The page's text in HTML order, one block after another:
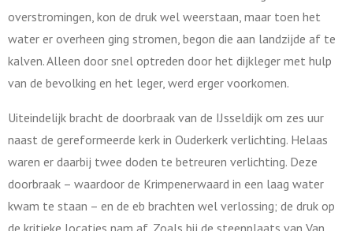
overstromingen, kon de druk wel weerstaan, maar toen het
water er overheen ging stromen, begon die aan landzijde af te
kalven. Alleen door snel optreden door het dijkleger met hulp
van de bevolking en het leger, werd erger voorkomen.
Uiteindelijk bracht de doorbraak van de IJsseldijk om zes uur
naast de gereformeerde kerk in Ouderkerk verlichting. Helaas
waren er daarbij twee doden te betreuren verlichting. Deze
doorbraak – waardoor de Krimpenerwaard in een laag water
kwam te staan – en de eb brachten wel verlossing; de druk op
de kritieke locaties nam af. Zoals bij de steenplaats van Van